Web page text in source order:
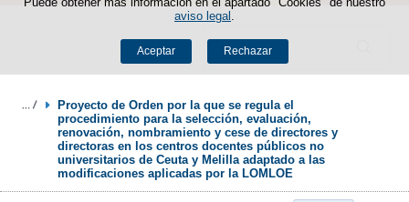
aviso legal
Aceptar Rechazar
Buscador
Proyecto de Orden por la que se regula el
procedimiento para la selección, evaluación,
renovación, nombramiento y cese de directores y
directoras en los centros docentes públicos no
universitarios de Ceuta y Melilla adaptado a las
modificaciones aplicadas por la LOMLOE